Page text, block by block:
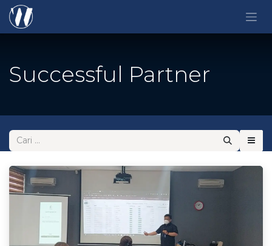
Skip ke Konten
Successful Partner